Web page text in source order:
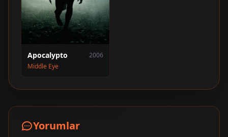
Apocalypto
2006
Middle Eye
Yorumlar